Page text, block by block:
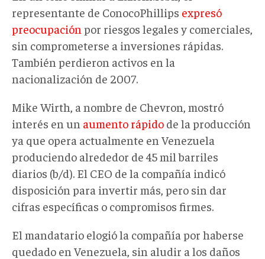
representante de ConocoPhillips expresó
preocupación por riesgos legales y comerciales,
sin comprometerse a inversiones rápidas.
También perdieron activos en la
nacionalización de 2007.
Mike Wirth, a nombre de Chevron, mostró
interés en un aumento rápido de la producción
ya que opera actualmente en Venezuela
produciendo alrededor de 45 mil barriles
diarios (b/d). El CEO de la compañía indicó
disposición para invertir más, pero sin dar
cifras específicas o compromisos firmes.
El mandatario elogió la compañía por haberse
quedado en Venezuela, sin aludir a los daños